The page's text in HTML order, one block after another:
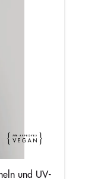
und UV-